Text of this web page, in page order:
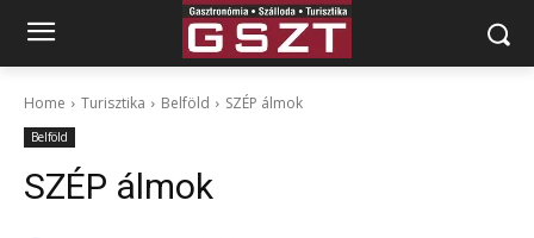
Home Turisztika Belföld SZÉP álmok
Belföld
SZÉP álmok